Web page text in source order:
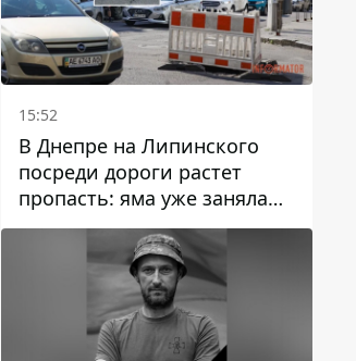
15:52
В Днепре на Липинского
посреди дороги растет
пропасть: яма уже заняла
полосу движения